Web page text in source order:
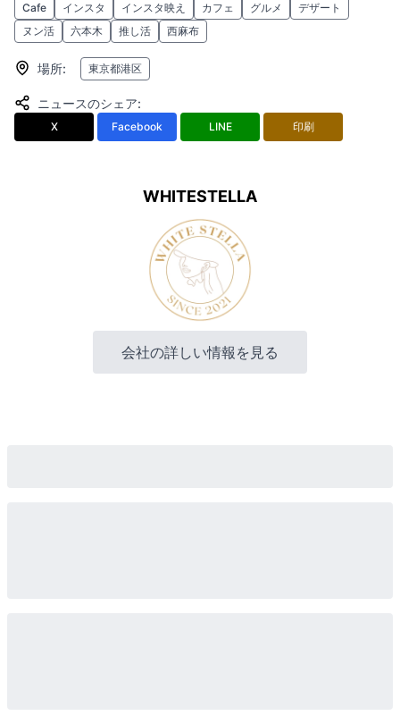
Cafe インスタ インスタ映え カフェ グルメ
デザート
ヌン活
六本木 推し活 西麻布
場所: 東京都港区
ニュースのシェア:
X Facebook LINE 印刷
WHITESTELLA
会社の詳しい情報を見る